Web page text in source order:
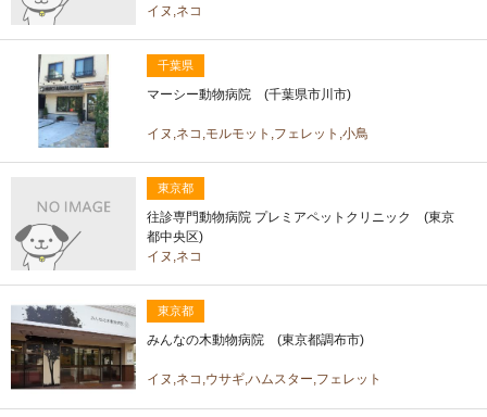
イヌ,ネコ
千葉県
マーシー動物病院 (千葉県市川市)
イヌ,ネコ,モルモット,フェレット,小鳥
東京都
往診専門動物病院 プレミアペットクリニック (東京
都中央区)
イヌ,ネコ
東京都
みんなの木動物病院 (東京都調布市)
イヌ,ネコ,ウサギ,ハムスター,フェレット